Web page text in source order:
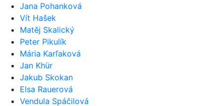
Jana Pohanková
Vít Hašek
Matěj Skalický
Peter Pikulík
Mária Karľaková
Jan Khür
Jakub Skokan
Elsa Rauerová
Vendula Spáčilová